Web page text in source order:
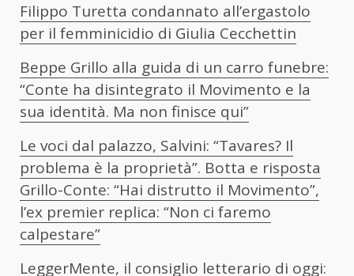
Filippo Turetta condannato all’ergastolo
per il femminicidio di Giulia Cecchettin
Beppe Grillo alla guida di un carro funebre:
“Conte ha disintegrato il Movimento e la
sua identità. Ma non finisce qui”
Le voci dal palazzo, Salvini: “Tavares? Il
problema è la proprietà”. Botta e risposta
Grillo-Conte: “Hai distrutto il Movimento”,
l’ex premier replica: “Non ci faremo
calpestare”
LeggerMente, il consiglio letterario di oggi: